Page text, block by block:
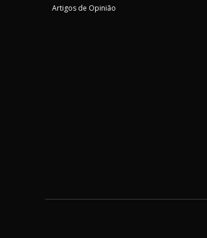
Artigos de Opinião